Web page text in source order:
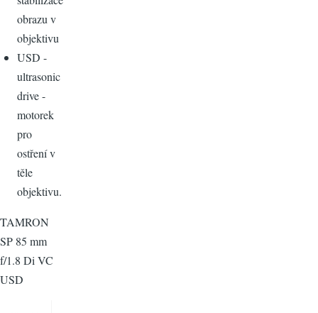
obrazu v
objektivu
USD -
ultrasonic
drive -
motorek
pro
ostření v
těle
objektivu.
TAMRON
SP 85 mm
f/1.8 Di VC
USD